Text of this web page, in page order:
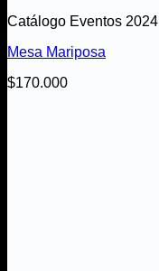
Catálogo Eventos 2024
Mesa Mariposa
$170.000